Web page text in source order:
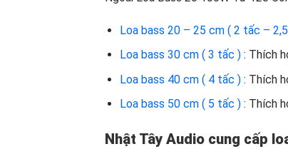
Loa bass 20 – 25 cm ( 2 tấc –
Loa bass 30 cm ( 3 tấc ): Thích
Loa bass 40 cm ( 4 tấc ): Thích
Loa bass 50 cm ( 5 tấc ): Thích
Nhật Tây Audio cung cấp